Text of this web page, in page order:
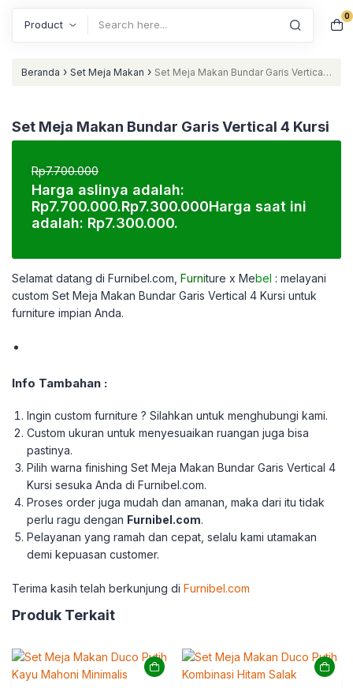
0
Beranda › Set Meja Makan › Set Meja Makan Bundar Garis Vertical
Set Meja Makan Bundar Garis Vertical 4 Kursi
Rp7.700.000
Harga aslinya adalah:
Rp7.700.000.Rp7.300.000Harga saat ini
adalah: Rp7.300.000.
Selamat datang di Furnibel.com, Furniture x Mebel : melayani
custom Set Meja Makan Bundar Garis Vertical 4 Kursi untuk
furniture impian Anda.
Info Tambahan :
Ingin custom furniture ? Silahkan untuk menghubungi kami.
Custom ukuran untuk menyesuaikan ruangan juga bisa
pastinya.
Pilih warna finishing Set Meja Makan Bundar Garis Vertical 4
Kursi sesuka Anda di Furnibel.com.
Proses order juga mudah dan amanan, maka dari itu tidak
perlu ragu dengan Furnibel.com.
Pelayanan yang ramah dan cepat, selalu kami utamakan
demi kepuasan customer.
Terima kasih telah berkunjung di Furnibel.com
Produk Terkait